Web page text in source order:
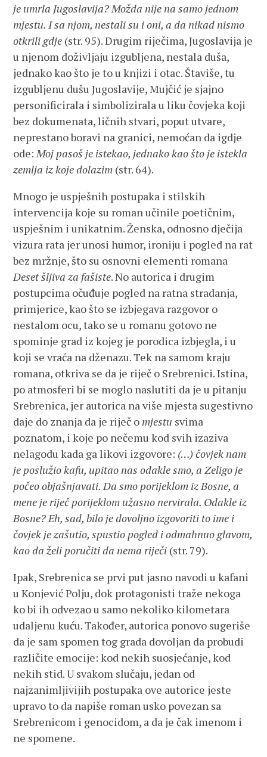
je umrla Jugoslavija? Možda nije na samo jednom
mjestu. I sa njom, nestali su i oni, a da nikad nismo
otkrili gdje (str. 95). Drugim riječima, Jugoslavija je
u njenom doživljaju izgubljena, nestala duša,
jednako kao što je to u knjizi i otac. Štaviše, tu
izgubljenu dušu Jugoslavije, Mujčić je sjajno
personificirala i simbolizirala u liku čovjeka koji
bez dokumenata, ličnih stvari, poput utvare,
neprestano boravi na granici, nemoćan da igdje
ode:Moj pasoš je istekao, jednako kao što je istekla
zemlja iz koje dolazim (str. 64).
Mnogo je uspješnih postupaka i stilskih
intervencija koje su roman učinile poetičnim,
uspješnim i unikatnim. Ženska, odnosno dječija
vizura rata jer unosi humor, ironiju i pogled na rat
bez mržnje, što su osnovni elementi romana
Deset šljiva za fašiste. No autorica i drugim
postupcima očuđuje pogled na ratna stradanja,
primjerice, kao što se izbjegava razgovor o
nestalom ocu, tako se u romanu gotovo ne
spominje grad iz kojeg je porodica izbjegla, i u
koji se vraća na dženazu. Tek na samom kraju
romana, otkriva se da je riječ o Srebrenici. Istina,
po atmosferi bi se moglo naslutiti da je u pitanju
Srebrenica, jer autorica na više mjesta sugestivno
daje do znanja da je riječ o mjestu svima
poznatom, i koje po nečemu kod svih izaziva
nelagodu kada ga likovi izgovore: (…) čovjek nam
je poslužio kafu, upitao nas odakle smo, a Zeligo je
počeo objašnjavati. Da smo porijeklom iz Bosne, a
mene je riječ porijeklom užasno nervirala. Odakle iz
Bosne? Eh, sad, bilo je dovoljno izgovoriti to ime i
čovjek je zašutio, spustio pogled i odmahnuo glavom,
kao da želi poručiti da nema riječi (str. 79).
Ipak, Srebrenica se prvi put jasno navodi u kafani
u Konjević Polju, dok protagonisti traže nekoga
ko bi ih odvezao u samo nekoliko kilometara
udaljenu kuću. Također, autorica ponovo sugeriše
da je sam spomen tog grada dovoljan da probudi
različite emocije: kod nekih suosjećanje, kod
nekih stid. U svakom slučaju, jedan od
najzanimljivijih postupaka ove autorice jeste
upravo to da napiše roman usko povezan sa
Srebrenicom i genocidom, a da je čak imenom i
ne spomene.